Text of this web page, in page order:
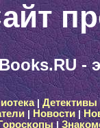
-
|Детективы
| Новости |
Гороскопы|